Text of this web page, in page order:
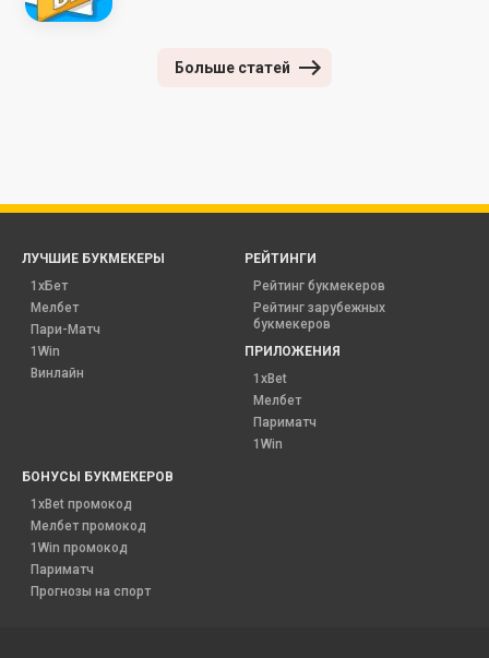
Больше статей
ЛУЧШИЕ БУКМЕКЕРЫ
1хБет
Мелбет
Пари-Матч
1Win
Винлайн
РЕЙТИНГИ
Рейтинг букмекеров
Рейтинг зарубежных
букмекеров
ПРИЛОЖЕНИЯ
1xBet
Мелбет
Париматч
1Win
БОНУСЫ БУКМЕКЕРОВ
1xBet промокод
Мелбет промокод
1Win промокод
Париматч
Прогнозы на спорт